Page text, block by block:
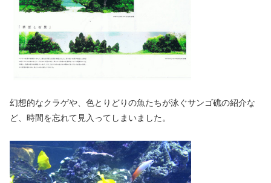
幻想的なクラゲや、色とりどりの魚たちが泳ぐサンゴ礁の紹介な
ど、時間を忘れて見入ってしまいました。